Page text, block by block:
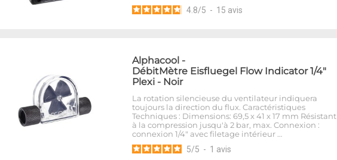
4.8/5 - 15 avis
Alphacool -
DébitMètre Eisfluegel Flow Indicator 1/4"
Plexi - Noir
La rotation silencieuse du ventilateur indiquera
toujours la direction du flux. Caractéristiques
Techniques : Dimensions: 69,5 x 41 x 17 mm Résistant
à la compression jusqu'à 2 bar, max. Connexion :
connexion 1/4" avec filetage intérieur …
5/5 - 1 avis